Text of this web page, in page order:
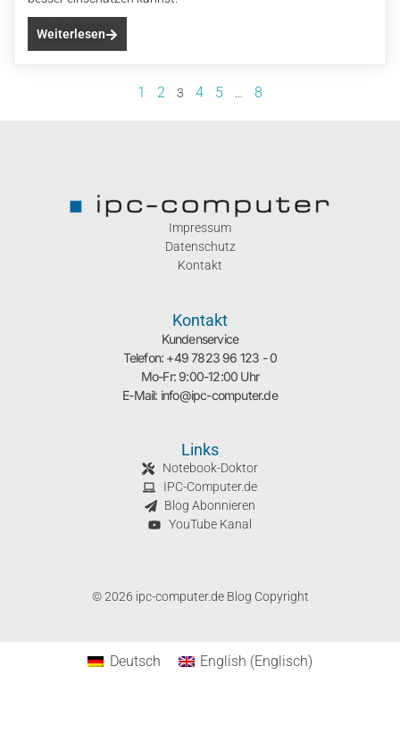
Weiterlesen
1 2 3 4 5 8
Impressum
Datenschutz
Kontakt
Kontakt
Kundenservice
Telefon: +49 7823 96 123 - 0
Mo-Fr: 9:00-12:00 Uhr
E-Mail: info@ipc-computer.de
Links
Notebook-Doktor
IPC-Computer.de
Blog Abonnieren
YouTube Kanal
© 2026 ipc-computer.de Blog Copyright
Deutsch English (Englisch)